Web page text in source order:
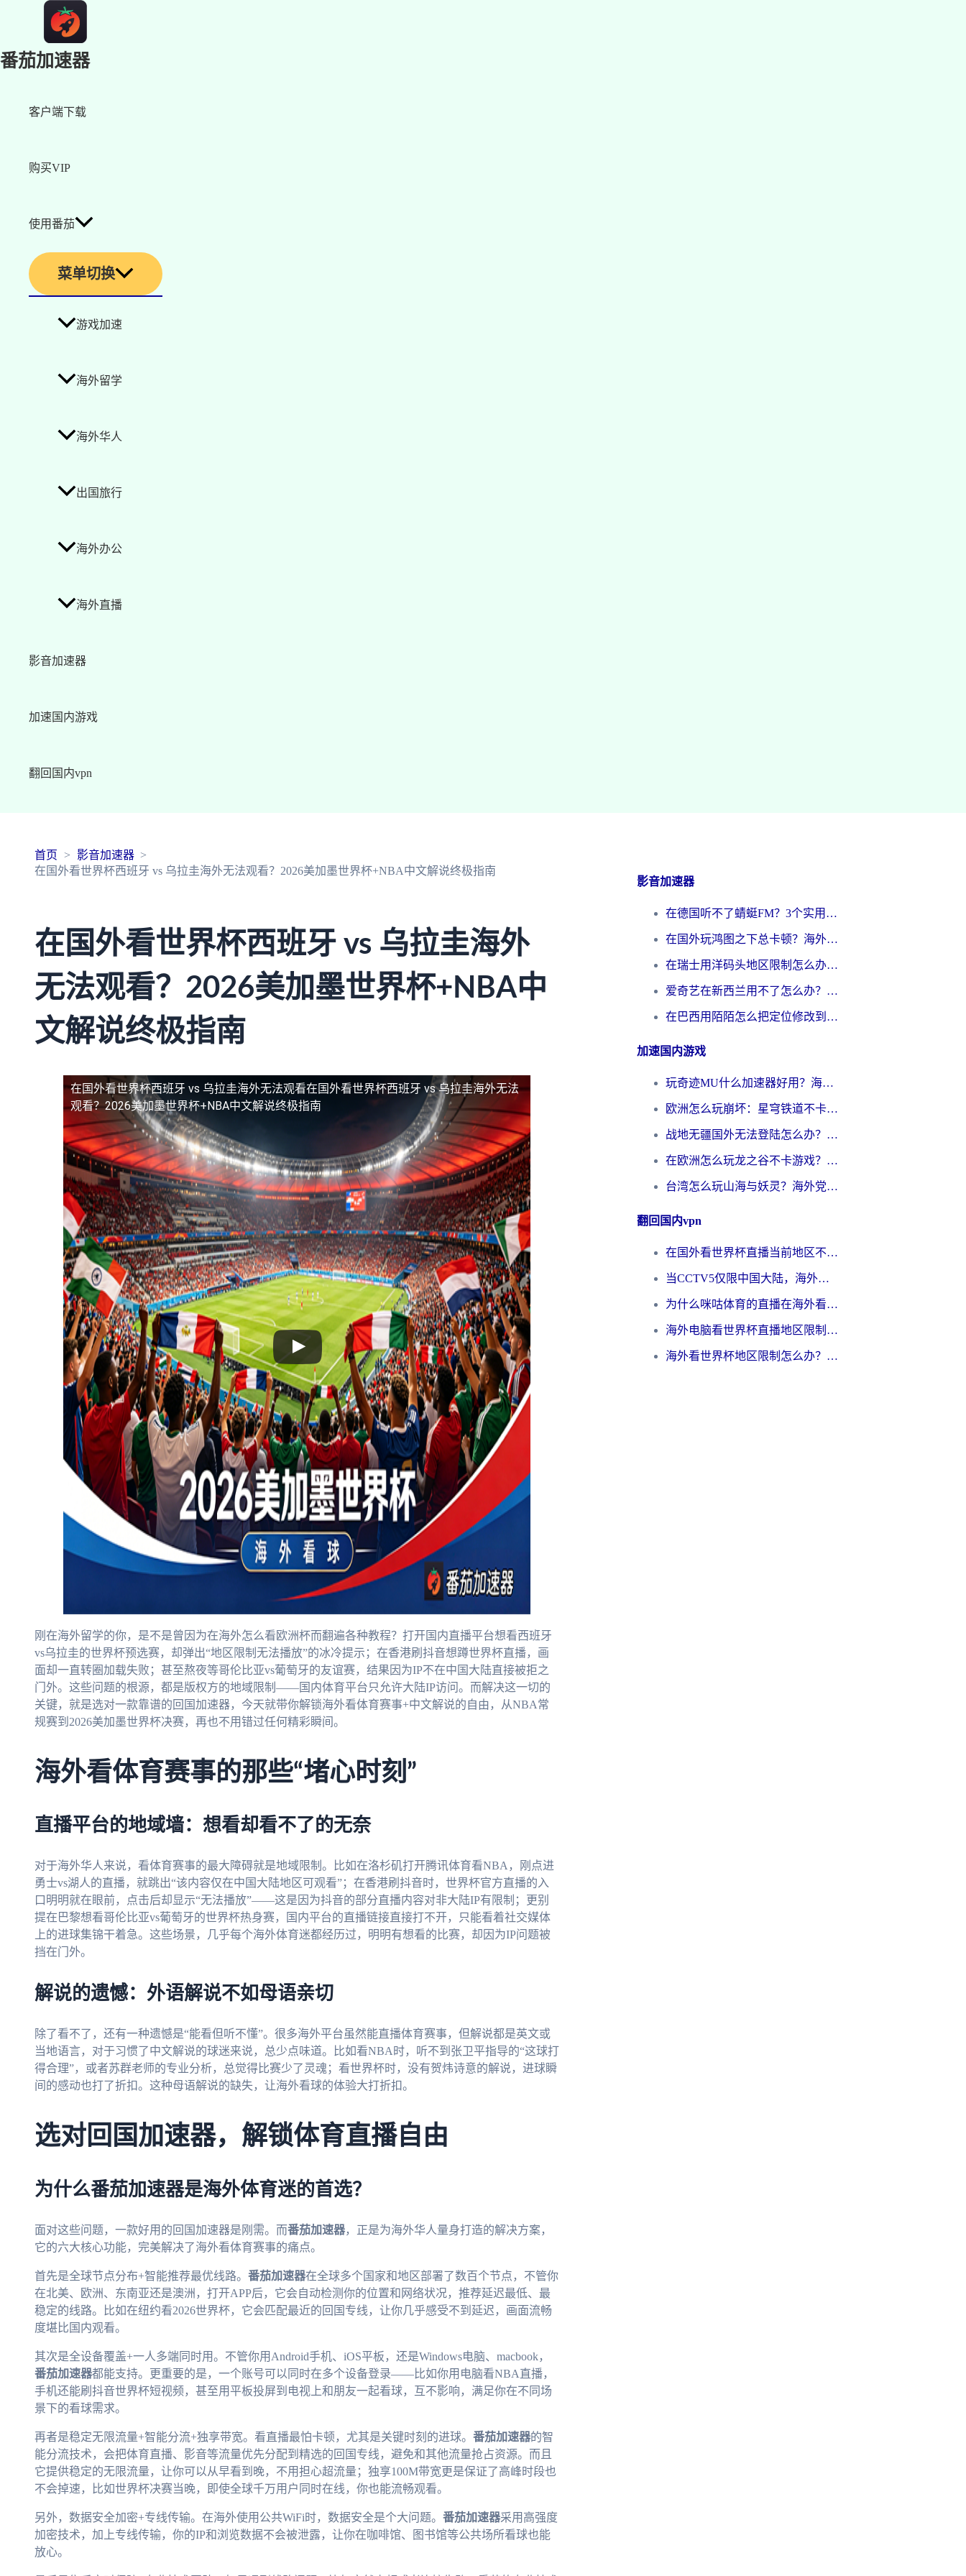
番茄加速器
客户端下载
购买VIP
使用番茄
菜单切换
游戏加速
海外留学
海外华人
出国旅行
海外办公
海外直播
影音加速器
加速国内游戏
翻回国内vpn
首页
影音加速器
在国外看世界杯西班牙 vs 乌拉圭海外无法观看？2026美加墨世界杯+NBA中文解说终极指南
在国外看世界杯西班牙 vs 乌拉圭海外
无法观看？2026美加墨世界杯+NBA中
文解说终极指南
在国外看世界杯西班牙 vs 乌拉圭海外无法观看在国外看世界杯西班牙 vs 乌拉圭海外无法
观看？2026美加墨世界杯+NBA中文解说终极指南
刚在海外留学的你，是不是曾因为在海外怎么看欧洲杯而翻遍各种教程？打开国内直播平台想看西班牙
vs乌拉圭的世界杯预选赛，却弹出“地区限制无法播放”的冰冷提示；在香港刷抖音想蹲世界杯直播，画
面却一直转圈加载失败；甚至熬夜等哥伦比亚vs葡萄牙的友谊赛，结果因为IP不在中国大陆直接被拒之
门外。这些问题的根源，都是版权方的地域限制——国内体育平台只允许大陆IP访问。而解决这一切的
关键，就是选对一款靠谱的回国加速器，今天就带你解锁海外看体育赛事+中文解说的自由，从NBA常
规赛到2026美加墨世界杯决赛，再也不用错过任何精彩瞬间。
海外看体育赛事的那些“堵心时刻”
直播平台的地域墙：想看却看不了的无奈
对于海外华人来说，看体育赛事的最大障碍就是地域限制。比如在洛杉矶打开腾讯体育看NBA，刚点进
勇士vs湖人的直播，就跳出“该内容仅在中国大陆地区可观看”；在香港刷抖音时，世界杯官方直播的入
口明明就在眼前，点击后却显示“无法播放”——这是因为抖音的部分直播内容对非大陆IP有限制；更别
提在巴黎想看哥伦比亚vs葡萄牙的世界杯热身赛，国内平台的直播链接直接打不开，只能看着社交媒体
上的进球集锦干着急。这些场景，几乎每个海外体育迷都经历过，明明有想看的比赛，却因为IP问题被
挡在门外。
解说的遗憾：外语解说不如母语亲切
除了看不了，还有一种遗憾是“能看但听不懂”。很多海外平台虽然能直播体育赛事，但解说都是英文或
当地语言，对于习惯了中文解说的球迷来说，总少点味道。比如看NBA时，听不到张卫平指导的“这球打
得合理”，或者苏群老师的专业分析，总觉得比赛少了灵魂；看世界杯时，没有贺炜诗意的解说，进球瞬
间的感动也打了折扣。这种母语解说的缺失，让海外看球的体验大打折扣。
选对回国加速器，解锁体育直播自由
为什么番茄加速器是海外体育迷的首选？
面对这些问题，一款好用的回国加速器是刚需。而番茄加速器，正是为海外华人量身打造的解决方案，
它的六大核心功能，完美解决了海外看体育赛事的痛点。
首先是全球节点分布+智能推荐最优线路。 番茄加速器在全球多个国家和地区部署了数百个节点，不管你
在北美、欧洲、东南亚还是澳洲，打开APP后，它会自动检测你的位置和网络状况，推荐延迟最低、最
稳定的线路。比如在纽约看2026世界杯，它会匹配最近的回国专线，让你几乎感受不到延迟，画面流畅
度堪比国内观看。
其次是全设备覆盖+一人多端同时用。不管你用Android手机、iOS平板，还是Windows电脑、macbook，
番茄加速器都能支持。更重要的是，一个账号可以同时在多个设备登录——比如你用电脑看NBA直播，
手机还能刷抖音世界杯短视频，甚至用平板投屏到电视上和朋友一起看球，互不影响，满足你在不同场
景下的看球需求。
再者是稳定无限流量+智能分流+独享带宽。看直播最怕卡顿，尤其是关键时刻的进球。 番茄加速器的智
能分流技术，会把体育直播、影音等流量优先分配到精选的回国专线，避免和其他流量抢占资源。而且
它提供稳定的无限流量，让你可以从早看到晚，不用担心超流量；独享100M带宽更是保证了高峰时段也
不会掉速，比如世界杯决赛当晚，即使全球千万用户同时在线，你也能流畅观看。
另外，数据安全加密+专线传输。在海外使用公共WiFi时，数据安全是个大问题。 番茄加速器采用高强度
加密技术，加上专线传输，你的IP和浏览数据不会被泄露，让你在咖啡馆、图书馆等公共场所看球也能
放心。
影音加速器
在德国听不了蜻蜓FM？3个实用技巧帮你解锁国内影音自由
在国外玩鸿图之下总卡顿？海外党追剧听歌的3个实用解决方案
在瑞士用洋码头地区限制怎么办？海外华人必看的回国加速全攻略
爱奇艺在新西兰用不了怎么办？海外党亲测有效的回国加速方案
在巴西用陌陌怎么把定位修改到中国国内？海外党必看的回国加速全攻略
加速国内游戏
玩奇迹MU什么加速器好用？海外党亲测：这款加速器让你告别延迟卡顿！
欧洲怎么玩崩坏：星穹铁道不卡？2026海外玩家国服游戏加速器终极攻略
战地无疆国外无法登陆怎么办？海外玩家国服畅玩终极指南（附欧服魔兽EVE加速方案）
在欧洲怎么玩龙之谷不卡游戏？2026海外党国服游戏加速全攻略
台湾怎么玩山海与妖灵？海外党国服游戏加速全攻略，告别延迟卡顿
翻回国内vpn
在国外看世界杯直播当前地区不可播放？海外党必看的回国加速全攻略
当CCTV5仅限中国大陆，海外球迷的世界杯狂欢如何继续？
为什么咪咕体育的直播在海外看不了？3步解决海外看世界杯+抖音地区限制难题
海外电脑看世界杯直播地区限制怎么办？你需要一个聪明的加速器
海外看世界杯地区限制怎么办？一篇搞定咪咕视频播放+国内资源无缝访问指南